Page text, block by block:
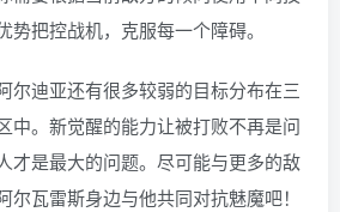
势把控战机，克服每一个障碍。
尔迪亚还有很多较弱的目标分布在三
中。新觉醒的能力让被打败不再是问
才是最大的问题。尽可能与更多的敌
尔瓦雷斯身边与他共同对抗魅魔吧！